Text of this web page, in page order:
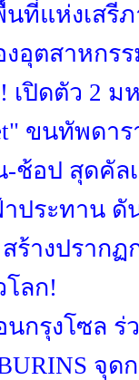
นที่แห่งเสรี
งอุตสาหกร
ปิดตัว 2 มห
ขนทัพดา
ช้อป สุดคัล
ประทาน ดั
ร้างปราก
ลก!
กรุงโซล
จุด